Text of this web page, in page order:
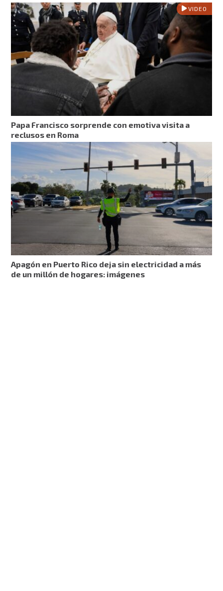
VIDEO
Papa Francisco sorprende con emotiva visita a
reclusos en Roma
Apagón en Puerto Rico deja sin electricidad a más
de un millón de hogares: imágenes